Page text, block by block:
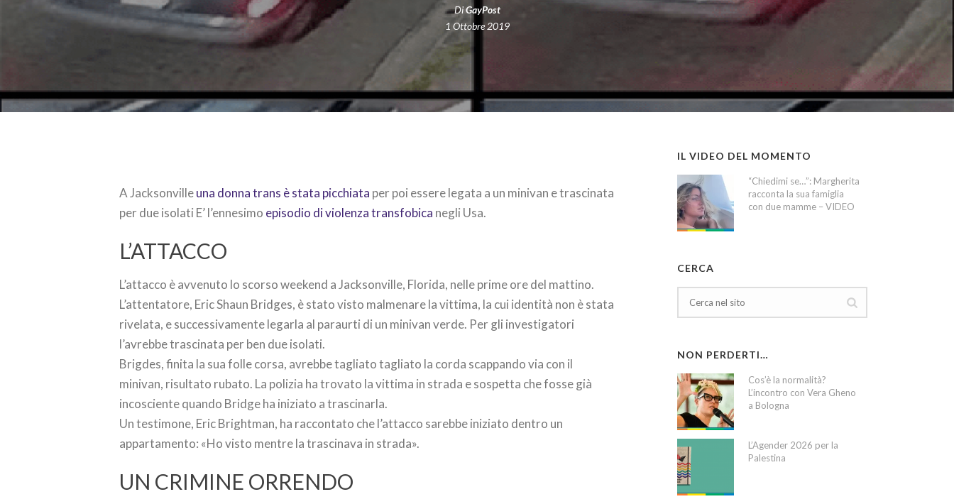
DiGayPost
1 Ottobre 2019
A Jacksonvilleuna donna trans è stata picchiata per poi essere legata a un minivan e trascinata
per due isolati E’ l’ennesimo episodio di violenza transfobica negli Usa.
L’ATTACCO
L’attacco è avvenuto lo scorso weekend a Jacksonville, Florida, nelle prime ore del mattino.
L’attentatore, Eric Shaun Bridges, è stato visto malmenare la vittima, la cui identità non è stata
rivelata, e successivamente legarla al paraurti di un minivan verde. Per gli investigatori
l’avrebbe trascinata per ben due isolati.
Brigdes, finita la sua folle corsa, avrebbe tagliato tagliato la corda scappando via con il
minivan, risultato rubato. La polizia ha trovato la vittima in strada e sospetta che fosse già
incosciente quando Bridge ha iniziato a trascinarla.
Un testimone, Eric Brightman, ha raccontato che l’attacco sarebbe iniziato dentro un
appartamento: «Ho visto mentre la trascinava in strada».
UN CRIMINE ORRENDO
IL VIDEO DEL MOMENTO
“Chiedimi se…”: Margherita
racconta la sua famiglia
con due mamme – VIDEO
CERCA
NON PERDERTI…
Cos’è la normalità?
L’incontro con Vera Gheno
a Bologna
L’Agender 2026 per la
Palestina